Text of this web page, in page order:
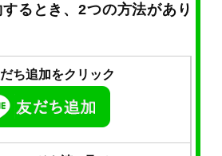
るとき、2つの方法があり
ち追加をクリック